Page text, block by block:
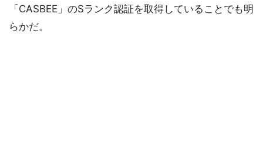
「CASBEE」のSランク認証を取得していることでも明
らかだ。